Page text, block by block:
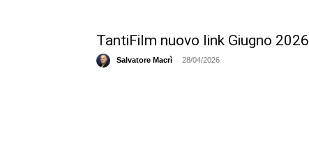
TantiFilm nuovo link Giugno 2026
Salvatore Macrì - 28/04/2026